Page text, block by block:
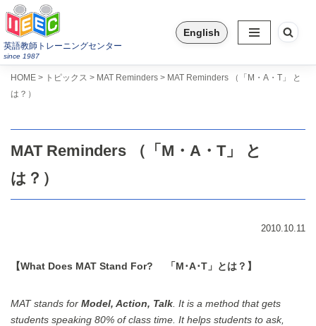
コ
ン
キ
プ
英語教師トレーニングセンター
since 1987
English
HOME > トピックス > MAT Reminders > MAT Reminders （「M・A・T」 と
は？）
MAT Reminders （「M・A・T」 と
は？）
2010.10.11
【What Does MAT Stand For? 「M･A･T」とは？】
MAT stands for Model, Action, Talk . It is a method that gets
students speaking 80% of class time. It helps students to ask,